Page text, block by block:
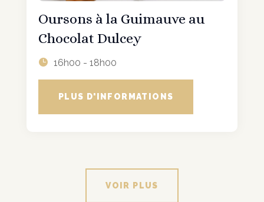
Oursons à la Guimauve au
Chocolat Dulcey
16h00 - 18h00
PLUS D'INFORMATIONS
VOIR PLUS